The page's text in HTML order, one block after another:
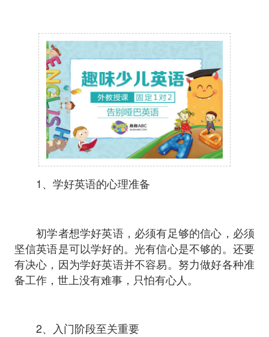
1、学好英语的心理准备
初学者想学好英语，必须有足够的信心，必须
坚信英语是可以学好的。光有信心是不够的。还要
有决心，因为学好英语并不容易。努力做好各种准
备工作，世上没有难事，只怕有心人。
2、入门阶段至关重要